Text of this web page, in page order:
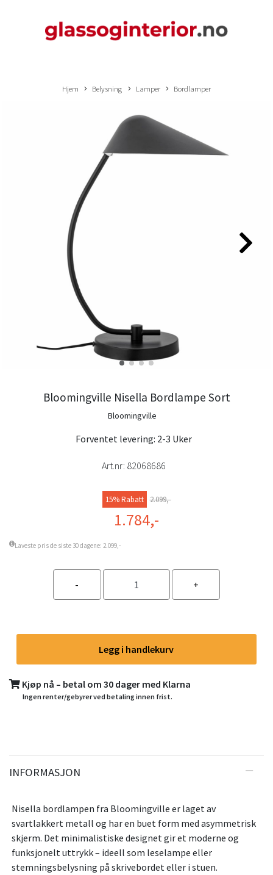
Hjem Belysning Lamper Bordlamper
Bloomingville Nisella Bordlampe Sort
Bloomingville
Forventet levering: 2-3 Uker
Art.nr: 82068686
15% Rabatt 2.099,-
1.784,-
Laveste pris de siste 30 dagene: 2.099,-
Legg i handlekurv
Kjøp nå – betal om 30 dager med Klarna
Ingen renter/gebyrer ved betaling innen frist.
INFORMASJON
Nisella bordlampen fra Bloomingville er laget av
svartlakkert metall og har en buet form med asymmetrisk
skjerm. Det minimalistiske designet gir et moderne og
funksjonelt uttrykk – ideell som leselampe eller
stemningsbelysning på skrivebordet eller i stuen.